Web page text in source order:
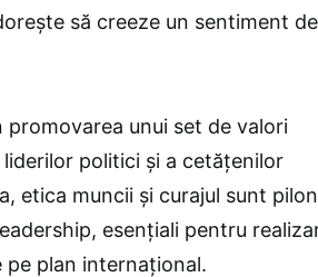
să creeze un sentiment de
unui set de valori
politici şi a cetăţenilor
etica muncii şi curajul sunt
esenţiali pentru
pe plan internaţional.